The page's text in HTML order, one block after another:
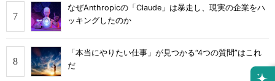
なぜAnthropicの「Claude」は暴走し、現実の企業をハ
ッキングしたのか
「本当にやりたい仕事」が見つかる“4つの質問”はこれ
だ